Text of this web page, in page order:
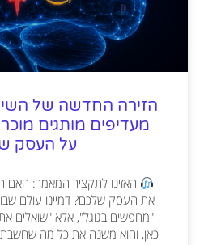
מעדיפים מותגים
על העסק
האזינו לתקציר המאמר: האם
את העסק שלכם? דמיינו עולם שבו
כאן, והוא משנה את כל מה